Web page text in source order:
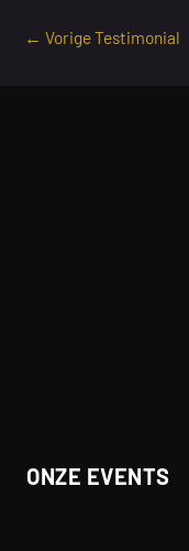
← Vorige Testimonial
ONZE EVENTS